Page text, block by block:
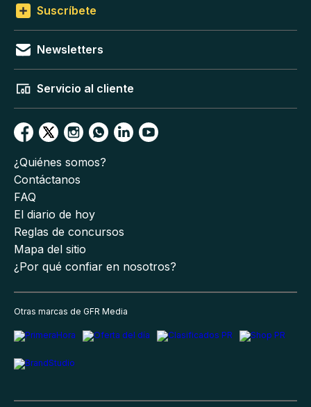
Suscríbete
Newsletters
Servicio al cliente
¿Quiénes somos?
Contáctanos
FAQ
El diario de hoy
Reglas de concursos
Mapa del sitio
¿Por qué confiar en nosotros?
Otras marcas de GFR Media